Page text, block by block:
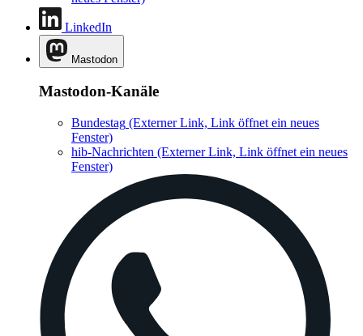
LinkedIn
Mastodon
Mastodon-Kanäle
Bundestag (Externer Link, Link öffnet ein neues
Fenster)
hib-Nachrichten (Externer Link, Link öffnet ein neues
Fenster)